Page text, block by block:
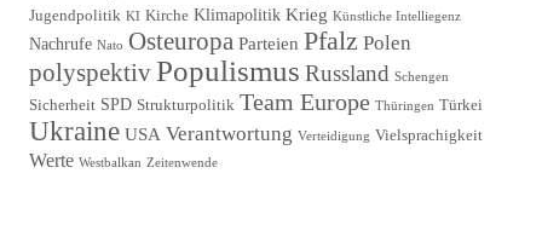
Jugendpolitik KI Kirche Klimapolitik Krieg Künstliche Intelliegenz
Nachrufe Nato Osteuropa Parteien Pfalz Polen
polyspektivPopulismus Russland Schengen
Sicherheit SPD Strukturpolitik Team Europe Thüringen Türkei
Ukraine USA Verantwortung Verteidigung Vielsprachigkeit
Werte Westbalkan Zeitenwende